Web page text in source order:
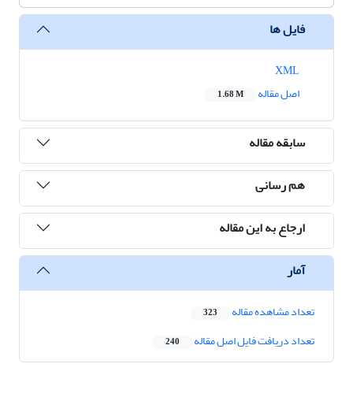
فایل ها
اصل مقاله
1.68 M
سابقه مقاله
هم رسانی
ارجاع به این مقاله
آمار
تعداد مشاهده مقاله 323
تعداد دریافت فایل اصل مقاله 240